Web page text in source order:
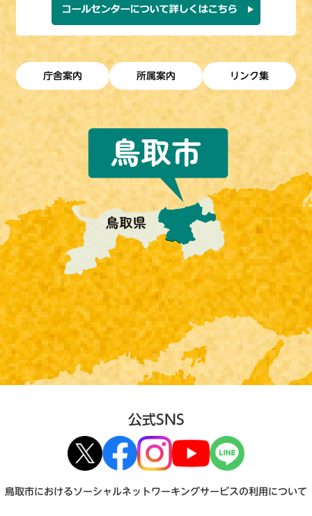
庁舎案内 所属案内 リンク集
公式SNS
鳥取市におけるソーシャルネットワーキングサービスの利用について